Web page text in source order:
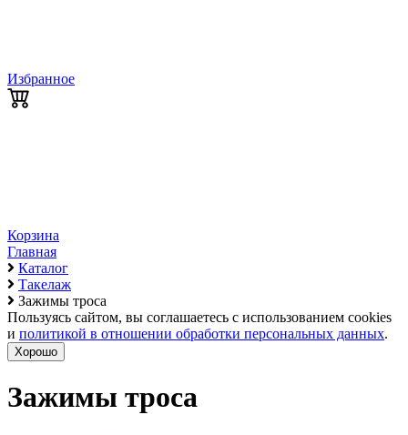
Избранное
Корзина
Главная
Каталог
Такелаж
Зажимы троса
Пользуясь сайтом, вы соглашаетесь с использованием cookies
и политикой в отношении обработки персональных данных.
Хорошо
Зажимы троса